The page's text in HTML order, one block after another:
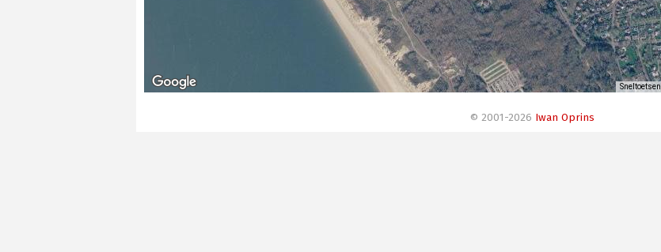
Sneltoetsen
© 2001-2026 Iwan Oprins